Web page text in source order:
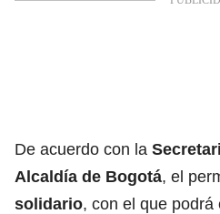
De acuerdo con la
Alcaldía de Bogotá, el
solidario, con el que